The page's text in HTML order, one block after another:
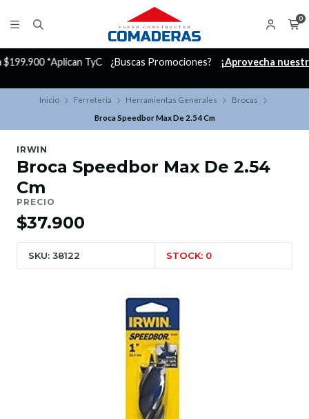
0
¿Buscas Promociones? ¡Aprovecha nuestros Descuentazos!
Inicio Ferreteria Herramientas Generales
Brocas
Broca Speedbor Max De 2.54 Cm
IRWIN
Broca Speedbor Max De 2.54
Cm
PRECIO
$37.900
SKU: 38122 STOCK: 0